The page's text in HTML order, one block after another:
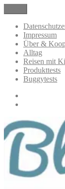
Inhalt
springen
Mamablog über
Alltagsthemen
Impressum
Über &
Alltag
Reisen mit
Produkttests
Buggytests